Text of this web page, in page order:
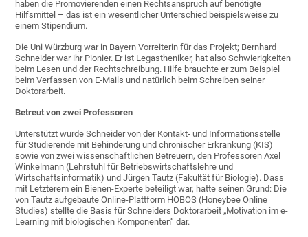
haben die Promovierenden einen Rechtsanspruch auf benötigte
Hilfsmittel – das ist ein wesentlicher Unterschied beispielsweise zu
einem Stipendium.
Die Uni Würzburg war in Bayern Vorreiterin für das Projekt; Bernhard
Schneider war ihr Pionier. Er ist Legastheniker, hat also Schwierigkeiten
beim Lesen und der Rechtschreibung. Hilfe brauchte er zum Beispiel
beim Verfassen von E-Mails und natürlich beim Schreiben seiner
Doktorarbeit.
Betreut von zwei Professoren
Unterstützt wurde Schneider von der Kontakt- und Informationsstelle
für Studierende mit Behinderung und chronischer Erkrankung (KIS)
sowie von zwei wissenschaftlichen Betreuern, den Professoren Axel
Winkelmann (Lehrstuhl für Betriebswirtschaftslehre und
Wirtschaftsinformatik) und Jürgen Tautz (Fakultät für Biologie). Dass
mit Letzterem ein Bienen-Experte beteiligt war, hatte seinen Grund: Die
von Tautz aufgebaute Online-Plattform HOBOS (Honeybee Online
Studies) stellte die Basis für Schneiders Doktorarbeit „Motivation im e-
Learning mit biologischen Komponenten“ dar.